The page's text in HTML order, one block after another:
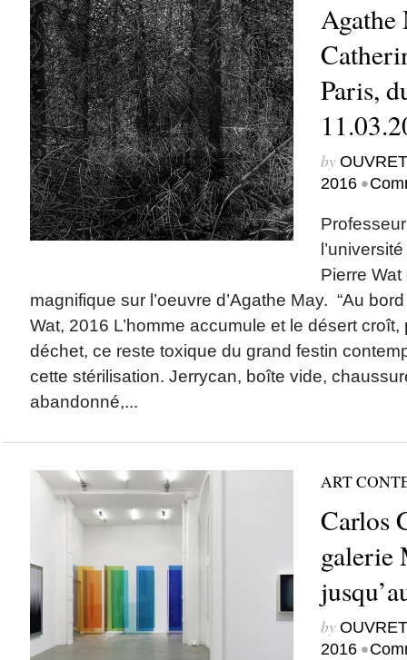
Agathe
Paris,
by
2016 •
Professeur
Pierre
magnifique sur l’oeuvre d’Agathe May. “Au
Wat, 2016 L’homme accumule et le désert
déchet, ce reste toxique du grand festin
cette stérilisation. Jerrycan, boîte vide,
abandonné,...
ART
Carlos
galerie
by
2016 •